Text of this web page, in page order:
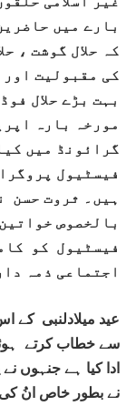
بارے میں
کہ حلال گوشت ،
کی مقبولیت
بہت بڑے حلال
مورخہ بارہ
گرائونڈ میں
فیسٹیول
ہیں۔ ثروت حسن
بالخصوص
فیسٹیول کو
اجتماعی ذمہ
عید میلادلنبی
سے خطاب کرتے ہوئے
ادا کیا ہے جنہوں
نے بطور خاص انُ کی